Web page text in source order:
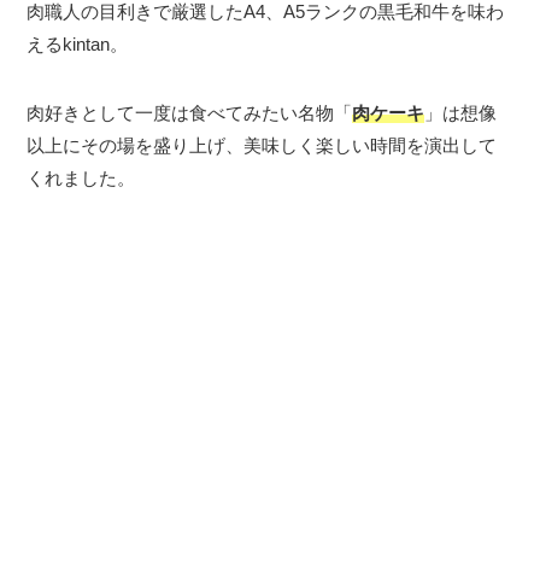
肉職人の目利きで厳選したA4、A5ランクの黒毛和牛を味わ
えるkintan。
肉好きとして一度は食べてみたい名物「肉ケーキ 」は想像
以上にその場を盛り上げ、美味しく楽しい時間を演出して
くれました。